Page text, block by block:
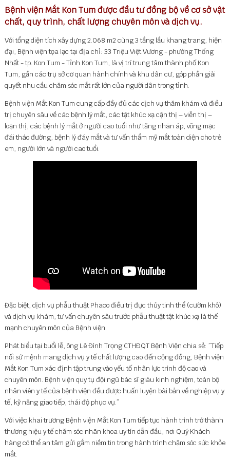
Bệnh viện Mắt Kon Tum được đầu tư đồng bộ về cơ sở vật
chất, quy trình, chất lượng chuyên môn và dịch vụ.
Với tổng diện tích xây dựng 2.068 m2 cùng 3 tầng lầu khang trang, hiện
đại, Bệnh viện tọa lạc tại địa chỉ: 33 Triệu Việt Vương - phường Thống
Nhất - tp. Kon Tum - Tỉnh Kon Tum, là vị trí trung tâm thành phố Kon
Tum, gần các trụ sở cơ quan hành chính và khu dân cư, góp phần giải
quyết nhu cầu chăm sóc mắt rất lớn của người dân trong tỉnh.
Bệnh viện Mắt Kon Tum cung cấp đầy đủ các dịch vụ thăm khám và điều
trị chuyên sâu về các bệnh lý mắt, các tật khúc xạ cận thị – viễn thị –
loạn thị, các bệnh lý mắt ở người cao tuổi như tăng nhãn áp, võng mạc
đái tháo đường, bệnh lý đáy mắt và tư vấn thẩm mỹ mắt toàn diện cho trẻ
em, người lớn và người cao tuổi.
Đặc biệt, dịch vụ phẫu thuật Phaco điều trị đục thủy tinh thể (cườm khô)
và dịch vụ khám, tư vấn chuyên sâu trước phẫu thuật tật khúc xạ là thế
mạnh chuyên môn của Bệnh viện.
Phát biểu tại buổi lễ, ông Lê Đình Trọng CTHĐQT Bệnh Viện chia sẻ: ”Tiếp
nối sứ mệnh mang dịch vụ y tế chất lượng cao đến cộng đồng, Bệnh viện
Mắt Kon Tum xác định tập trung vào yếu tố nhân lực trình độ cao và
chuyên môn. Bệnh viện quy tụ đội ngũ bác sĩ giàu kinh nghiệm, toàn bộ
nhân viên y tế của bệnh viện đều được huấn luyện bài bản về nghiệp vụ y
tế, kỹ năng giao tiếp, thái độ phục vụ.”
Với việc khai trương Bệnh viện Mắt Kon Tum tiếp tục hành trình trở thành
thương hiệu y tế chăm sóc nhãn khoa uy tín dẫn đầu, nơi Quý Khách
hàng có thể an tâm gửi gắm niềm tin trong hành trình chăm sóc sức khỏe
mắt.